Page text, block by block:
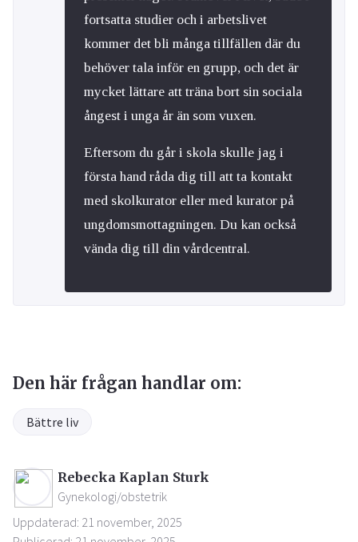
fortsatta studier och i arbetslivet
kommer det bli många tillfällen där du
behöver tala inför en grupp, och det är
mycket lättare att träna bort sin sociala
ångest i unga år än som vuxen.
Eftersom du går i skola skulle jag i
första hand råda dig till att ta kontakt
med skolkurator eller med kurator på
ungdomsmottagningen. Du kan också
vända dig till din vårdcentral.
Den här frågan handlar om:
Bättre liv
Rebecka Kaplan Sturk
Gynekologi/obstetrik
Uppdaterad: 21 november, 2025